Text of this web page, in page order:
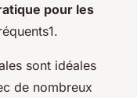
pour les
sont idéales
de nombreux